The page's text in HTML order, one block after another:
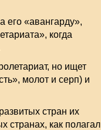
его «авангарду»,
когда
но ищет
молот и серп) и
стран их
странах, как полагал